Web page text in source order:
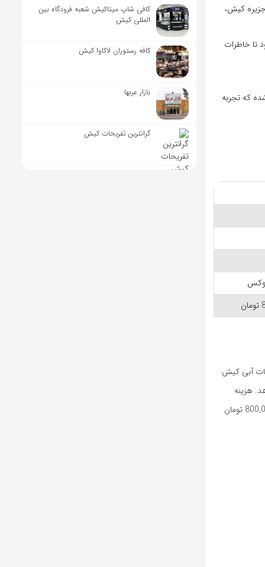
جزیره کیش،
تا خاطرات
که تجربه
آبی کیش
هزینه
پاراسل VIP بسته به خدمات ارائه‌شده و فصل سفر متغیر است و به‌طور میانگین بین 650,000 تا 800,000 تومان
کافی شاپ میتاکیش شعبه فرودگاه بین
المللی کیش
کافه رستوران لاکاوا کیش
بازار عربها
گرانترین تفریحات کیش